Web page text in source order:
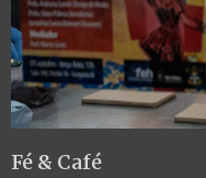
Fé & Café